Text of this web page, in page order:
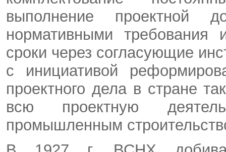
выполнение проектной
нормативными
сроки через согласующие
с инициативой
проектного дела в стране
всю проектную
промышленным